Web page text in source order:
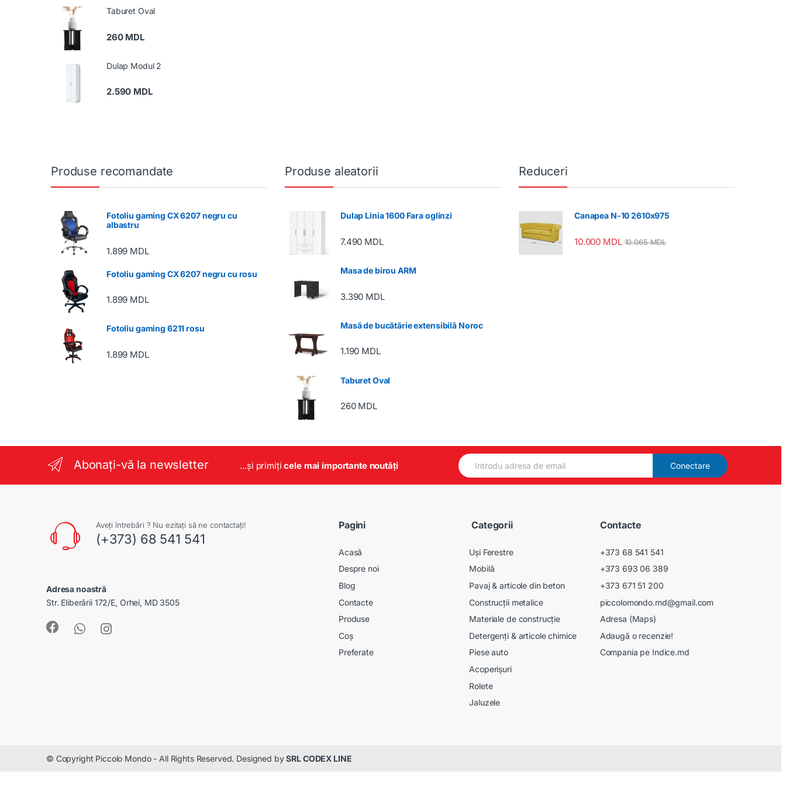
Taburet Oval
260 MDL
Dulap Modul 2
2.590 MDL
Produse recomandate
Fotoliu gaming CX 6207 negru cu
albastru
1.899 MDL
Fotoliu gaming CX 6207 negru cu rosu
1.899 MDL
Fotoliu gaming 6211 rosu
1.899 MDL
Produse aleatorii
Dulap Linia 1600 Fara oglinzi
7.490 MDL
Masa de birou ARM
3.390 MDL
Masă de bucătărie extensibilă Noroc
1.190 MDL
Taburet Oval
260 MDL
Reduceri
Canapea N-10 2610x975
10.000 MDL 10.065MDL
Abonați-vă la newsletter ...și primițicele mai importante noutăți
E
m
Conectare
Aveți întrebări ? Nu ezitați să ne contactați!
(+373) 68 541 541
Adresa noastră
Str. Eliberării 172/E, Orhei, MD 3505
Pagini
Acasă
Despre noi
Blog
Contacte
Produse
Coș
Preferate
Categorii
Uși Ferestre
Mobilă
Pavaj & articole din beton
Construcții metalice
Materiale de construcție
Detergenți & articole chimice
Piese auto
Acoperișuri
Rolete
Jaluzele
Contacte
+373 68 541 541
+373 693 06 389
+373 671 51 200
piccolomondo.md@gmail.com
Adresa (Maps)
Adaugă o recenzie!
Compania pe Indice.md
© Copyright Piccolo Mondo - All Rights Reserved. Designed bySRL CODEX LINE